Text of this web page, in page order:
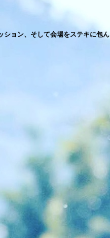
ション、そして会場をステキに包ん